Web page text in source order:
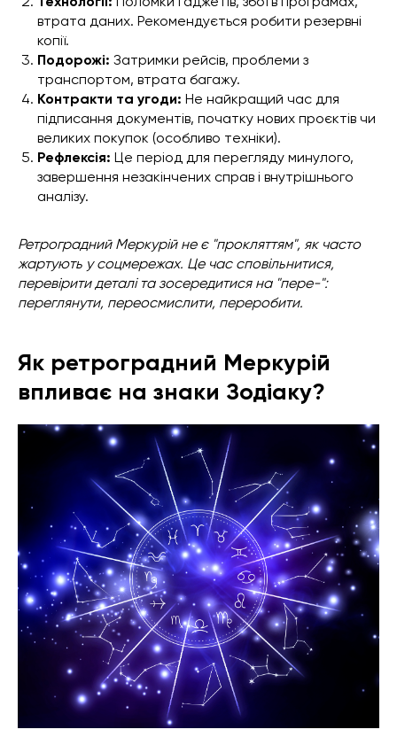
втрата даних. Рекомендується робити резервні
копії.
Подорожі: Затримки рейсів, проблеми з
транспортом, втрата багажу.
Контракти та угоди: Не найкращий час для
підписання документів, початку нових проєктів чи
великих покупок (особливо техніки).
Рефлексія: Це період для перегляду минулого,
завершення незакінчених справ і внутрішнього
аналізу.
Ретроградний Меркурій не є "прокляттям", як часто
жартують у соцмережах. Це час сповільнитися,
перевірити деталі та зосередитися на "пере-":
переглянути, переосмислити, переробити.
Як ретроградний Меркурій
впливає на знаки Зодіаку?